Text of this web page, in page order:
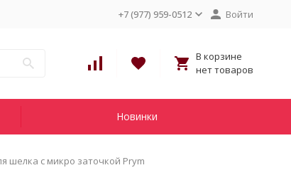
+7 (977) 959-0512 Войти
В корзине
нет товаров
Новинки
шелка с микро заточкой Prym